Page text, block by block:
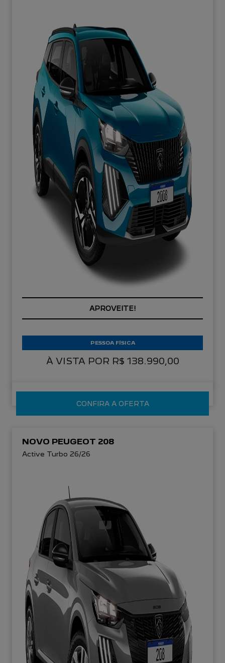
APROVEITE!
À VISTA POR R$ 138.990,00
PESSOA FÍSICA
CONFIRA A OFERTA
NOVO PEUGEOT 208
Active Turbo 26/26